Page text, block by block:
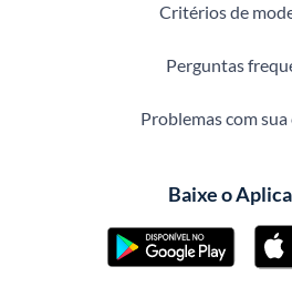
Critérios de
Perguntas
Problemas com sua
Baixe o